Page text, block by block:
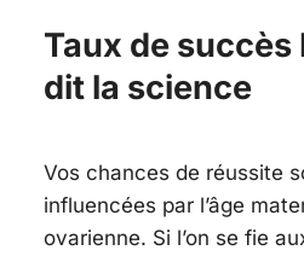
Taux de succès
dit la science
Vos chances de réussite
influencées par l’âge
ovarienne. Si l’on se fie